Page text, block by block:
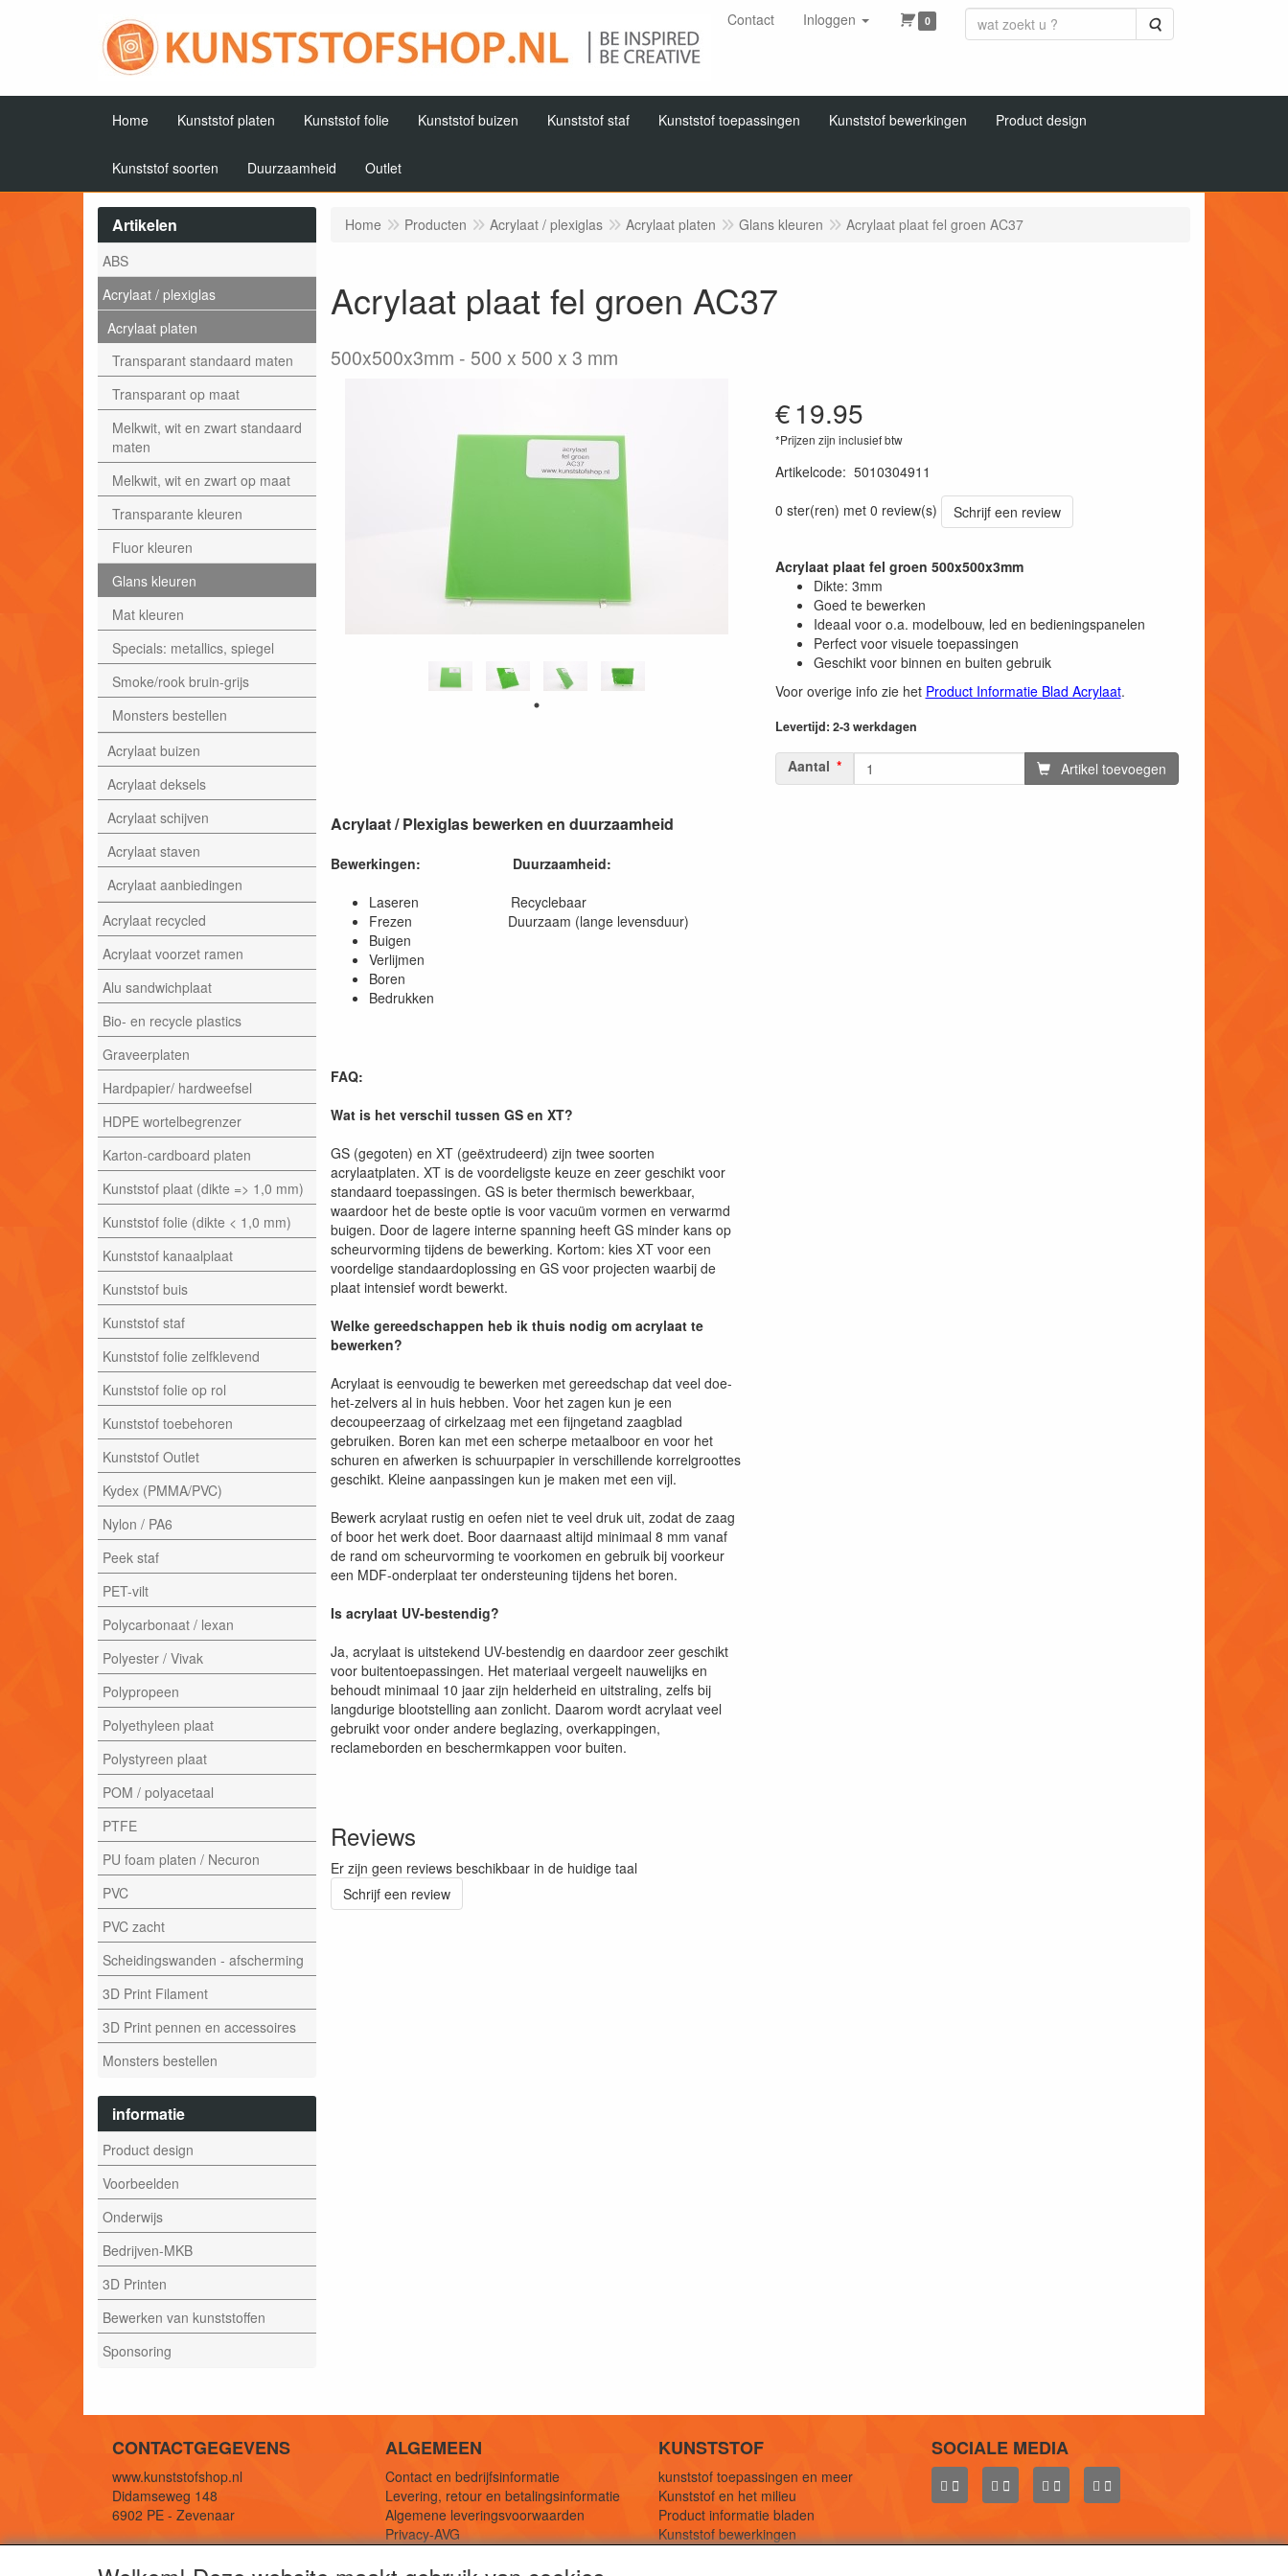
Contact Inloggen 0 Zoeken
Home Kunststof platen Kunststof folie Kunststof buizen Kunststof staf Kunststof toepassingen Kunststof bewerkingen Product design
Kunststof soorten Duurzaamheid Outlet
Artikelen
ABS
Acrylaat / plexiglas
Acrylaat platen
Transparant standaard maten
Transparant op maat
Melkwit, wit en zwart standaard
maten
Melkwit, wit en zwart op maat
Transparante kleuren
Fluor kleuren
Glans kleuren
Mat kleuren
Specials: metallics, spiegel
Smoke/rook bruin-grijs
Monsters bestellen
Acrylaat buizen
Acrylaat deksels
Acrylaat schijven
Acrylaat staven
Acrylaat aanbiedingen
Acrylaat recycled
Acrylaat voorzet ramen
Alu sandwichplaat
Bio- en recycle plastics
Graveerplaten
Hardpapier/ hardweefsel
HDPE wortelbegrenzer
Karton-cardboard platen
Kunststof plaat (dikte => 1,0 mm)
Kunststof folie (dikte < 1,0 mm)
Kunststof kanaalplaat
Kunststof buis
Kunststof staf
Kunststof folie zelfklevend
Kunststof folie op rol
Kunststof toebehoren
Kunststof Outlet
Kydex (PMMA/PVC)
Nylon / PA6
Peek staf
PET-vilt
Polycarbonaat / lexan
Polyester / Vivak
Polypropeen
Polyethyleen plaat
Polystyreen plaat
POM / polyacetaal
PTFE
PU foam platen / Necuron
PVC
PVC zacht
Scheidingswanden - afscherming
3D Print Filament
3D Print pennen en accessoires
Monsters bestellen
informatie
Product design
Voorbeelden
Onderwijs
Bedrijven-MKB
3D Printen
Bewerken van kunststoffen
Sponsoring
Home Producten Acrylaat / plexiglas Acrylaat platen Glans kleuren Acrylaat plaat fel groen AC37
Acrylaat plaat fel groen AC37
500x500x3mm 500 x 500 x 3 mm
€19.95
*Prijzen zijn inclusief btw
Artikelcode: 5010304911
0 ster(ren) met 0 review(s)
Schrijf een review
Acrylaat plaat fel groen 500x500x3mm
Dikte: 3mm
Goed te bewerken
Ideaal voor o.a. modelbouw, led en bedieningspanelen
Perfect voor visuele toepassingen
Geschikt voor binnen en buiten gebruik
Voor overige info zie het Product Informatie Blad Acrylaat.
Levertijd: 2-3 werkdagen
Aantal Artikel toevoegen
Acrylaat / Plexiglas bewerken en duurzaamheid
Bewerkingen:
Duurzaamheid:
Laseren Recyclebaar
Frezen Duurzaam (lange levensduur)
Buigen
Verlijmen
Boren
Bedrukken
FAQ:
Wat is het verschil tussen GS en XT?
GS (gegoten) en XT (geëxtrudeerd) zijn twee soorten
acrylaatplaten. XT is de voordeligste keuze en zeer geschikt voor
standaard toepassingen. GS is beter thermisch bewerkbaar,
waardoor het de beste optie is voor vacuüm vormen en verwarmd
buigen. Door de lagere interne spanning heeft GS minder kans op
scheurvorming tijdens de bewerking. Kortom: kies XT voor een
voordelige standaardoplossing en GS voor projecten waarbij de
plaat intensief wordt bewerkt.
Welke gereedschappen heb ik thuis nodig om acrylaat te
bewerken?
Acrylaat is eenvoudig te bewerken met gereedschap dat veel doe-
het-zelvers al in huis hebben. Voor het zagen kun je een
decoupeerzaag of cirkelzaag met een fijngetand zaagblad
gebruiken. Boren kan met een scherpe metaalboor en voor het
schuren en afwerken is schuurpapier in verschillende korrelgroottes
geschikt. Kleine aanpassingen kun je maken met een vijl.
Bewerk acrylaat rustig en oefen niet te veel druk uit, zodat de zaag
of boor het werk doet. Boor daarnaast altijd minimaal 8 mm vanaf
de rand om scheurvorming te voorkomen en gebruik bij voorkeur
een MDF-onderplaat ter ondersteuning tijdens het boren.
Is acrylaat UV-bestendig?
Ja, acrylaat is uitstekend UV-bestendig en daardoor zeer geschikt
voor buitentoepassingen. Het materiaal vergeelt nauwelijks en
behoudt minimaal 10 jaar zijn helderheid en uitstraling, zelfs bij
langdurige blootstelling aan zonlicht. Daarom wordt acrylaat veel
gebruikt voor onder andere beglazing, overkappingen,
reclameborden en beschermkappen voor buiten.
Reviews
Er zijn geen reviews beschikbaar in de huidige taal
Schrijf een review
CONTACTGEGEVENS
www.kunststofshop.nl
Didamseweg 148
6902 PE - Zevenaar
Telefoon: +31 (0) 316 241 994
ALGEMEEN
Contact en bedrijfsinformatie
Levering, retour en betalingsinformatie
Algemene leveringsvoorwaarden
Privacy-AVG
KUNSTSTOF
kunststof toepassingen en meer
Kunststof en het milieu
Product informatie bladen
Kunststof bewerkingen
SOCIALE MEDIA